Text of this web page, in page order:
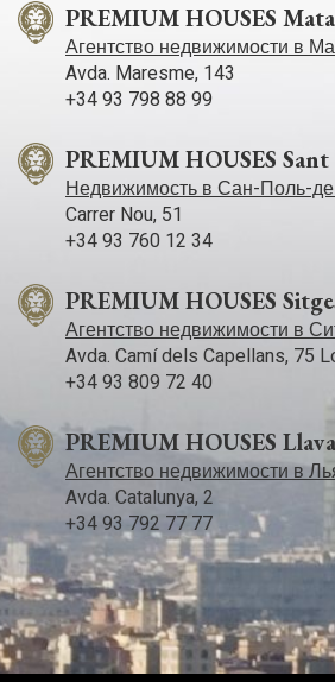
PREMIUM HOUSES
Агентство недвижимости в
Avda. Maresme, 143
+34 93 798 88 99
PREMIUM HOUSES
Недвижимость в Сан-Поль-
Carrer Nou, 51
+34 93 760 12 34
PREMIUM HOUSES
Агентство недвижимости в
Avda. Camí­ dels Capellans, 75
+34 93 809 72 40
PREMIUM HOUSES
Агентство недвижимости в
Avda. Catalunya, 2
+34 93 792 77 77